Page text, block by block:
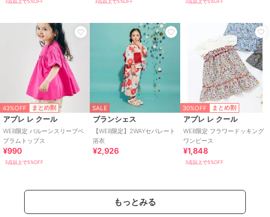
43%OFF まとめ割
アプレ レ クール
WEB限定 バルーンスリーブペ
プラムトップス
¥990
3点以上で5%OFF
SALE
ブランシェス
【WEB限定】2WAYセパレート
浴衣
¥2,926
30%OFF まとめ割
アプレ レ クール
WEB限定 フラワードッキング
ワンピース
¥1,848
3点以上で5%OFF
もっとみる